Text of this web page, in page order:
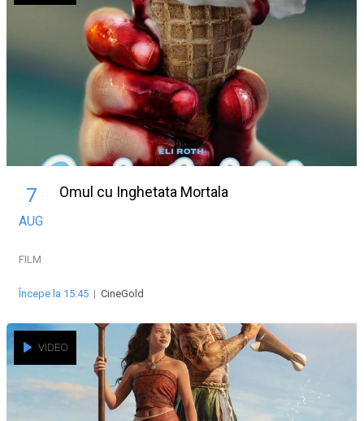
7
AUG
Omul cu Inghetata Mortala
FILM
Începe la 15:45 | CineGold
VIDEO